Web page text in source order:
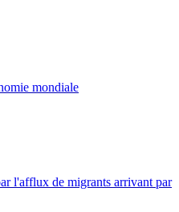
mondiale
l'afflux de migrants arrivant par